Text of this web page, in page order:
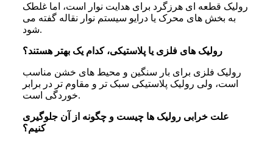
رولیک قطعه ای هرزگرد برای هدایت نوار است، اما غلطک
به بخش های محرک یا درایو سیستم نوار نقاله گفته می
شود.
رولیک های فلزی یا پلاستیکی، کدام یک بهتر هستند؟
رولیک فلزی برای بار سنگین و محیط های خشن مناسب
است، ولی رولیک پلاستیکی سبک تر و مقاوم تر در برابر
خوردگی است.
علت خرابی رولیک ها چیست و چگونه از آن جلوگیری
کنیم؟